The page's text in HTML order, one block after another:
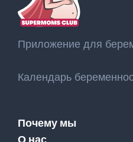
Приложение для
Календарь
Почему мы